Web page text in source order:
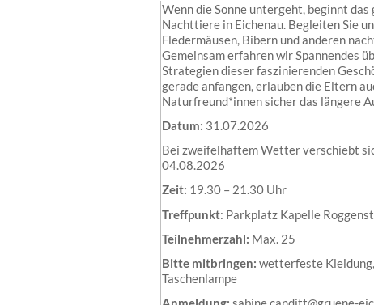
Wenn die Sonne untergeht, beginnt das
Nachttiere in Eichenau. Begleiten Sie
Fledermäusen, Bibern und anderen
Gemeinsam erfahren wir Spannendes
Strategien dieser faszinierenden
gerade anfangen, erlauben die Eltern
Naturfreund*innen sicher das längere
Datum: 31.07.2026
Bei zweifelhaftem Wetter verschiebt
04.08.2026
Zeit: 19.30 – 21.30 Uhr
Treffpunkt: Parkplatz Kapelle
Teilnehmerzahl: Max. 25
Bitte mitbringen: wetterfeste
Taschenlampe